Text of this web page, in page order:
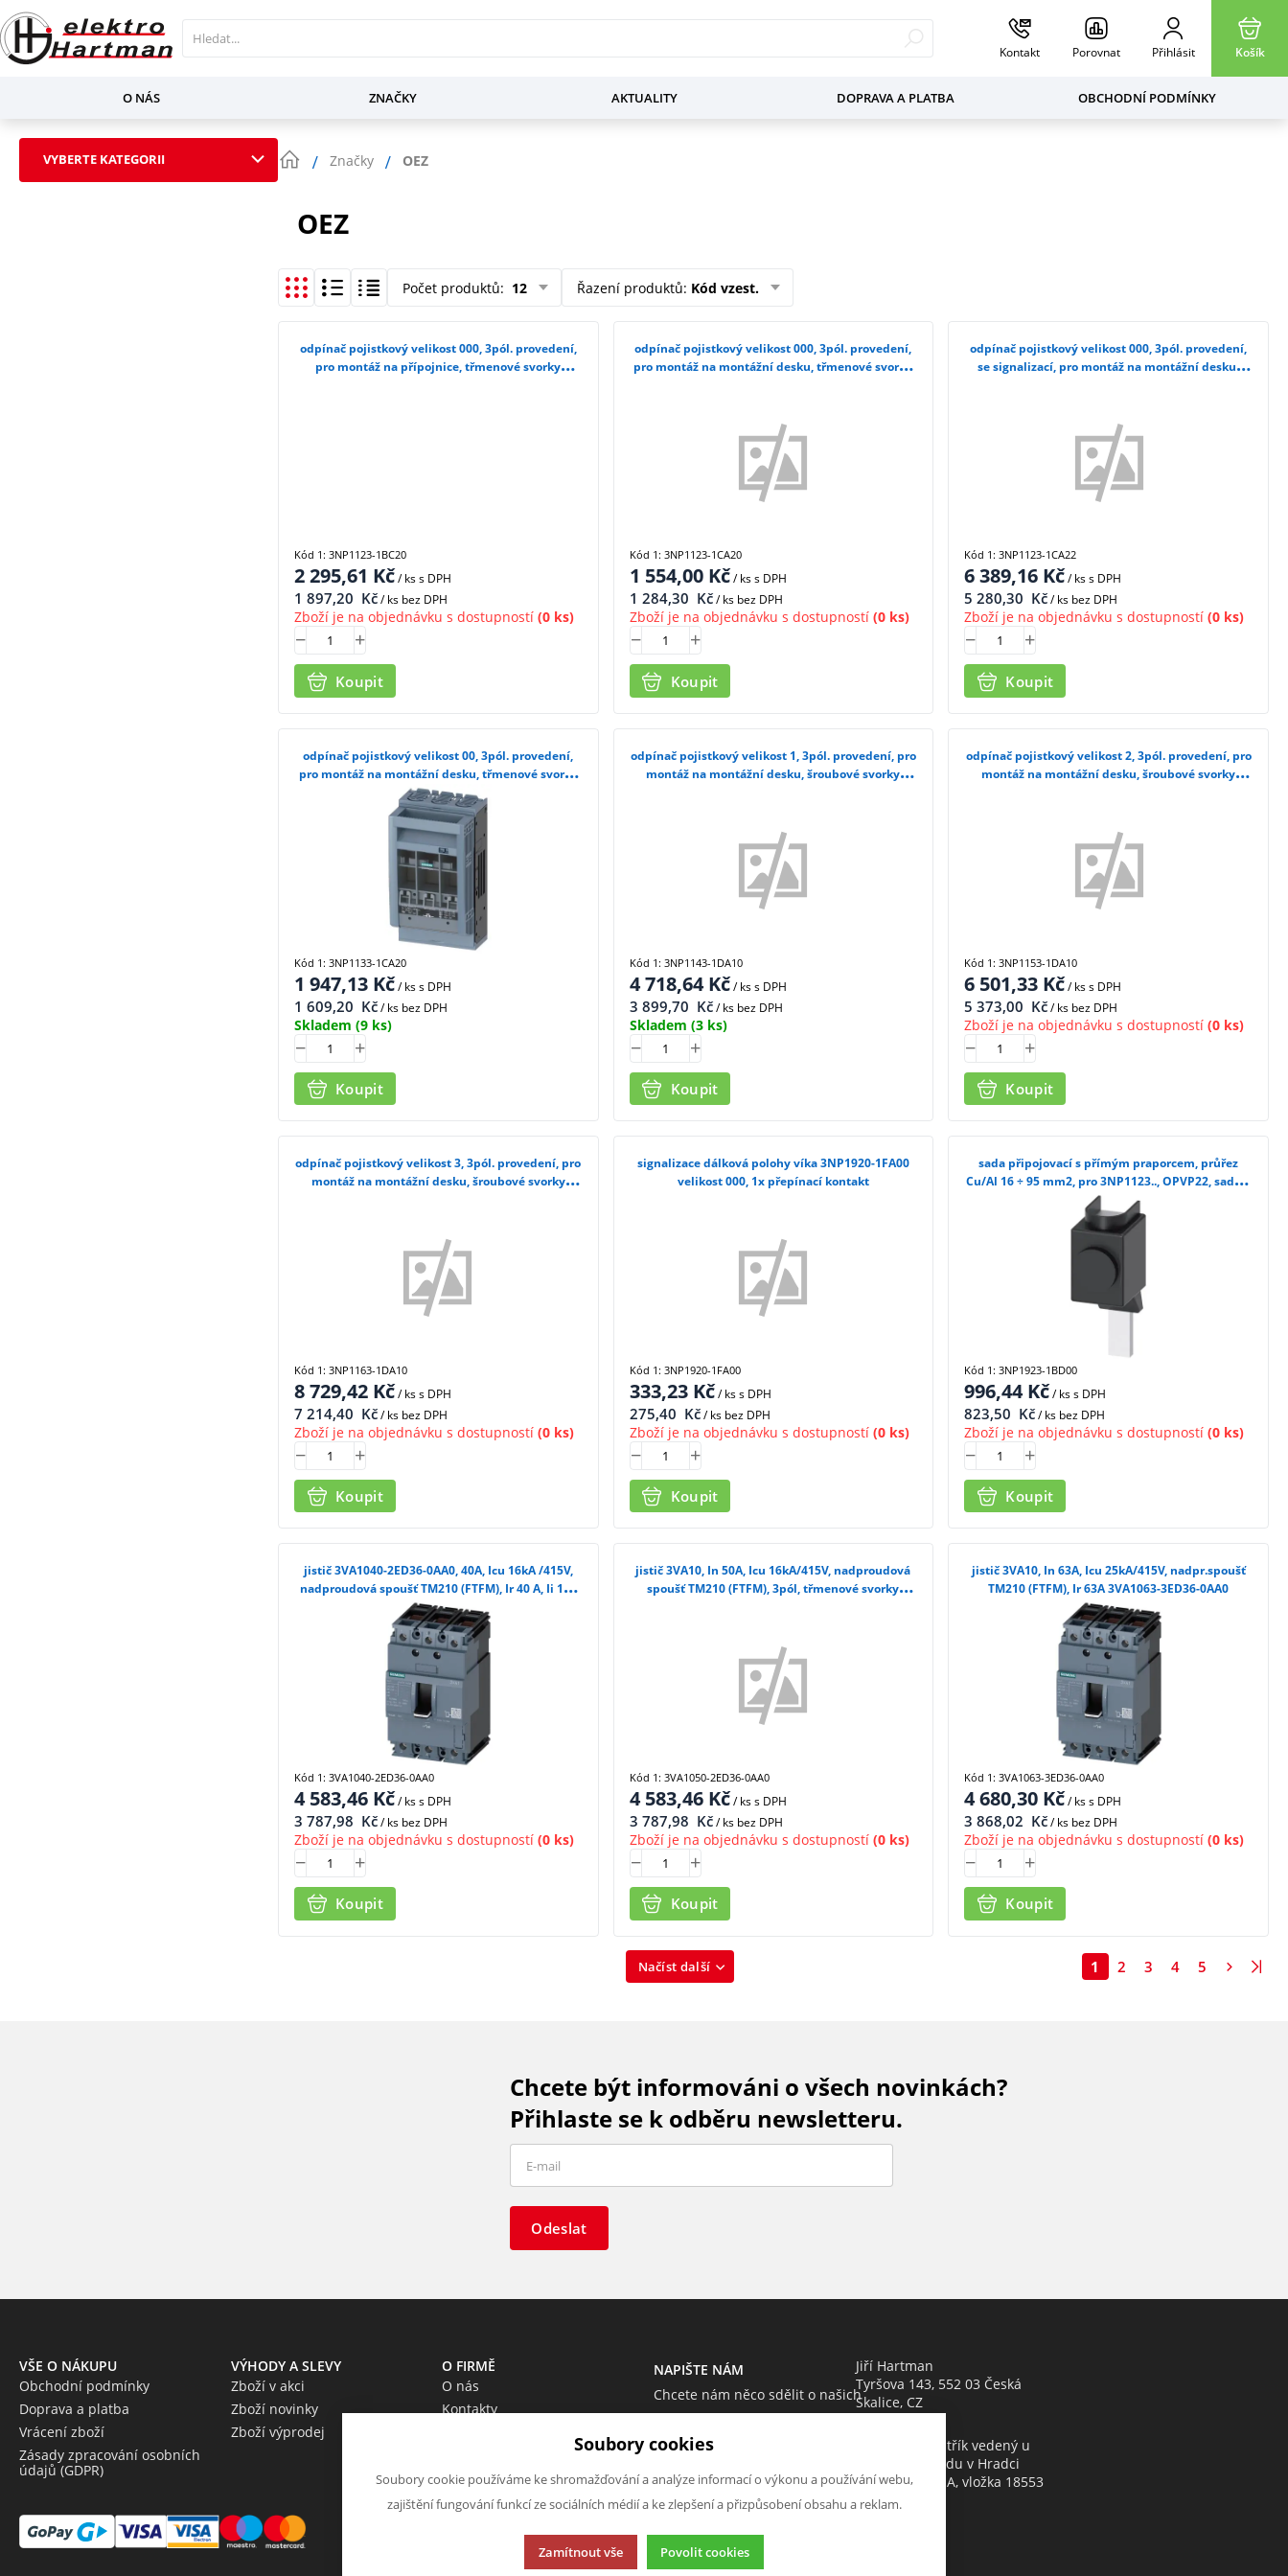
Kontakt Porovnat Přihlásit Košík
O NÁS ZNAČKY AKTUALITY DOPRAVA A PLATBA OBCHODNÍ PODMÍNKY
VYBERTE KATEGORII Značky OEZ
OEZ
Počet produktů: 12 Řazení produktů: Kód vzest.
odpínač pojistkový velikost 000, 3pól. provedení,
pro montáž na přípojnice, třmenové svorky
2 295,61 Kč/ kss DPH
1 897,20 Kč/ ks bez DPH
Zboží je na objednávku s dostupností (0 ks)
Koupit
Kód 1: 3NP1123-1BC20
odpínač pojistkový velikost 000, 3pól. provedení,
pro montáž na montážní desku, třmenové svorky
1 554,00Kč/ kss DPH
1 284,30 Kč/ ks bez DPH
Zboží je na objednávku s dostupností(0 ks)
Koupit
Kód 1: 3NP1123-1CA20
odpínač pojistkový velikost 000, 3pól. provedení,
se signalizací, pro montáž na montážní desku,
6 389,16 Kč/ kss DPH
5 280,30 Kč/ ks bez DPH
Zboží je na objednávku s dostupností (0 ks)
Koupit
Kód 1: 3NP1123-1CA22
odpínač pojistkový velikost 00, 3pól. provedení,
pro montáž na montážní desku, třmenové svorky
3NP1133-1CA20
1 947,13 Kč/ kss DPH
1 609,20 Kč/ ks bez DPH
Skladem (9 ks)
Koupit
Kód 1: 3NP1133-1CA20
odpínač pojistkový velikost 1, 3pól. provedení, pro
montáž na montážní desku, šroubové svorky
4 718,64Kč/ kss DPH
3 899,70 Kč/ ks bez DPH
Skladem (3 ks)
Koupit
Kód 1: 3NP1143-1DA10
odpínač pojistkový velikost 2, 3pól. provedení, pro
montáž na montážní desku, šroubové svorky
6 501,33 Kč/ kss DPH
5 373,00 Kč/ ks bez DPH
Zboží je na objednávku s dostupností (0 ks)
Koupit
Kód 1: 3NP1153-1DA10
odpínač pojistkový velikost 3, 3pól. provedení, pro
montáž na montážní desku, šroubové svorky
8 729,42 Kč/ kss DPH
7 214,40 Kč/ ks bez DPH
Zboží je na objednávku s dostupností (0 ks)
Koupit
Kód 1: 3NP1163-1DA10
signalizace dálková polohy víka 3NP1920-1FA00
velikost 000, 1x přepínací kontakt
333,23Kč/ kss DPH
275,40 Kč/ ks bez DPH
Zboží je na objednávku s dostupností(0 ks)
Koupit
Kód 1: 3NP1920-1FA00
sada připojovací s přímým praporcem, průřez
Cu/Al 16 ÷ 95 mm2, pro 3NP1123.., OPVP22, sada 3
ks /3NP1923-1BD00/
996,44Kč/ kss DPH
823,50 Kč/ ks bez DPH
Zboží je na objednávku s dostupností (0 ks)
Koupit
Kód 1: 3NP1923-1BD00
jistič 3VA1040-2ED36-0AA0, 40A, Icu 16kA /415V,
nadproudová spoušť TM210 (FTFM), Ir 40 A, Ii 10x
In, 3pól, třmenové svorky
4 583,46 Kč/ kss DPH
3 787,98 Kč/ ks bez DPH
Zboží je na objednávku s dostupností (0 ks)
Koupit
Kód 1: 3VA1040-2ED36-0AA0
jistič 3VA10, In 50A, Icu 16kA/415V, nadproudová
spoušť TM210 (FTFM), 3pól, třmenové svorky
4 583,46Kč/ kss DPH
3 787,98 Kč/ ks bez DPH
Zboží je na objednávku s dostupností(0 ks)
Koupit
Kód 1: 3VA1050-2ED36-0AA0
jistič 3VA10, In 63A, Icu 25kA/415V, nadpr.spoušť
TM210 (FTFM), Ir 63A 3VA1063-3ED36-0AA0
4 680,30 Kč/ kss DPH
3 868,02 Kč/ ks bez DPH
Zboží je na objednávku s dostupností (0 ks)
Koupit
Kód 1: 3VA1063-3ED36-0AA0
Načíst další 1 2 3 4 5
Chcete být informováni o všech novinkách?
Přihlaste se k odběru newsletteru.
Odeslat
VŠE O NÁKUPU
Obchodní podmínky
Doprava a platba
Vrácení zboží
Zásady zpracování osobních
údajů (GDPR)
VÝHODY A SLEVY
Zboží v akci
Zboží novinky
Zboží výprodej
O FIRMĚ
O nás
Kontakty
NAPIŠTE NÁM
Chcete nám něco sdělit o našich
Neváhejte napsat.
Chci napsat zprávu
Jiří Hartman
Tyršova 143, 552 03 Česká
Skalice, CZ
Obchodní rejstřík vedený u
Krajského soudu v Hradci
Králové, oddíl A, vložka 18553
Soubory cookies
Soubory cookie používáme ke shromažďování a analýze informací o výkonu a používání webu,
zajištění fungování funkcí ze sociálních médií a ke zlepšení a přizpůsobení obsahu a reklam.
Zamítnout vše Povolit cookies